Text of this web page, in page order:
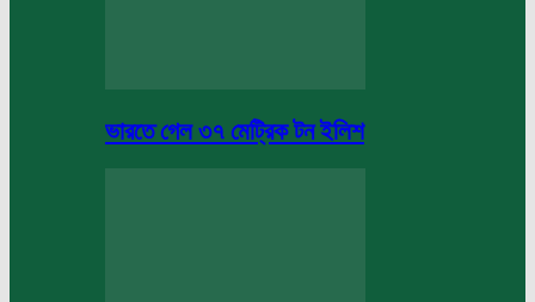
ভারতে গেল ৩৭ মেট্রিক টন ইলিশ